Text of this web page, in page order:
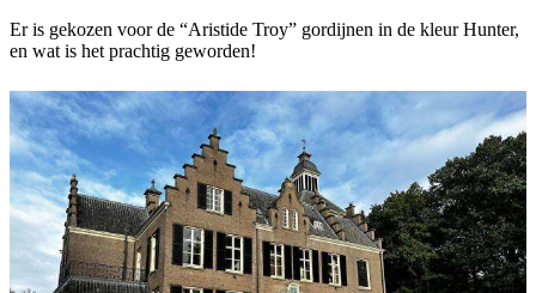
Er is gekozen voor de “Aristide Troy” gordijnen in de kleur Hunter,
en wat is het prachtig geworden!